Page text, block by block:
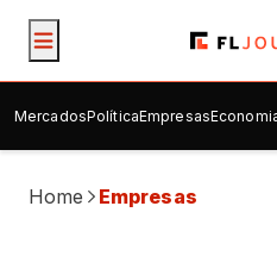
MercadosPolíticaEmpresas
Home Empresas